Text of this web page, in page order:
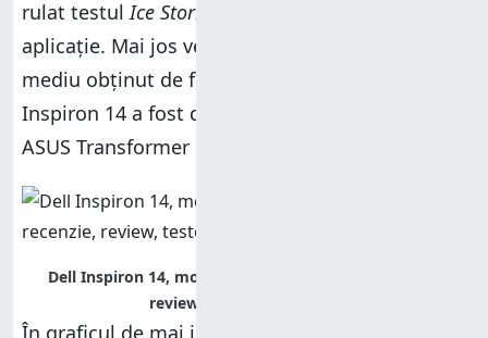
rulat testulIce Storm Unlimited
aplicație. Mai jos vedeți un grafic cu scorul
mediu obținut de fiecare dispozitiv. Dell
Inspiron 14 a fost doar cu 4% mai lent decât
ASUS Transformer Book Flip TP300LA.
Dell Inspiron 14, model 7437, performante, recenzie,
review, teste, comparatie